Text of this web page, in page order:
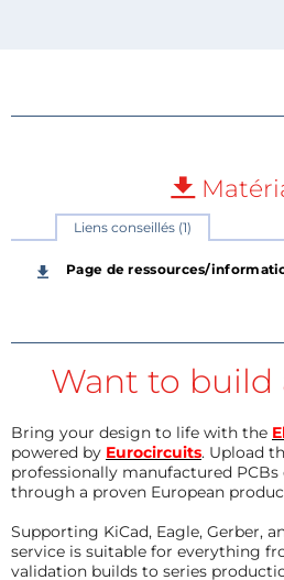
Liens conseillés (1)
Page de ressources/
Want to build
Bring your design to life with the
powered by Eurocircuits. Upload
professionally manufactured
through a proven European
Supporting KiCad, Eagle, Gerber,
service is suitable for everything
validation builds to series